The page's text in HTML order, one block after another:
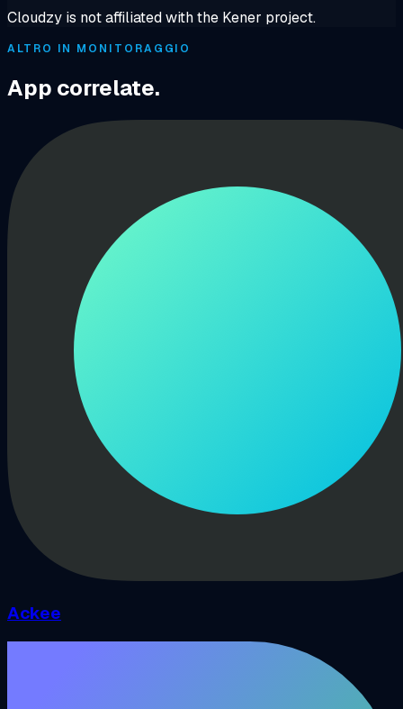
Cloudzy is not affiliated with the Kener project.
ALTRO IN MONITORAGGIO
App correlate.
Ackee